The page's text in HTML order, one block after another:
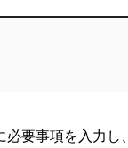
必要事項を入力し